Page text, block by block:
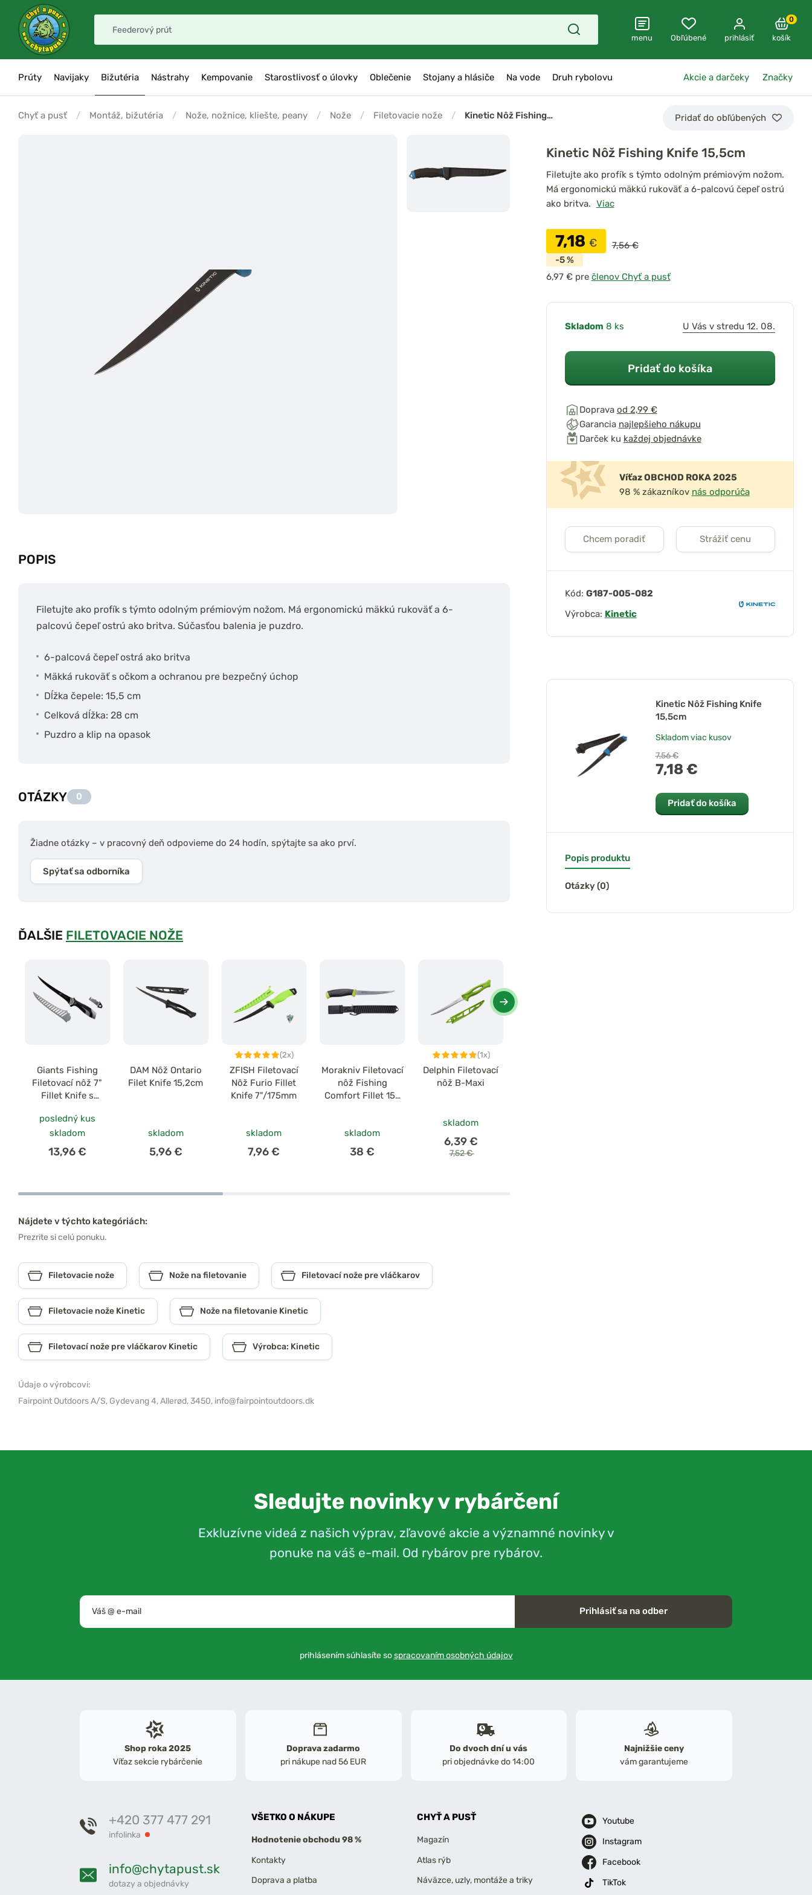
menu Obľúbené prihlásiť
0
košík
Prúty Navijaky Bižutéria Nástrahy Kempovanie Starostlivosť o úlovky Oblečenie Stojany a hlásiče Na vode Druh rybolovu Akcie a darčeky Značky
Chyť a pusť / Montáž, bižutéria / Nože, nožnice, kliešte, peany / Nože / Filetovacie nože / Kinetic Nôž Fishing… Pridať do obľúbených
POPIS
Filetujte ako profík s týmto odolným prémiovým nožom. Má ergonomickú mäkkú rukoväť a 6-
palcovú čepeľ ostrú ako britva. Súčasťou balenia je puzdro.
6-palcová čepeľ ostrá ako britva
Mäkká rukoväť s očkom a ochranou pre bezpečný úchop
Dĺžka čepele: 15,5 cm
Celková dĺžka: 28 cm
Puzdro a klip na opasok
OTÁZKY 0
Žiadne otázky – v pracovný deň odpovieme do 24 hodín, spýtajte sa ako prví.
Spýtať sa odborníka
ĎALŠIE FILETOVACIE NOŽE
Giants Fishing
Filetovací nôž 7"
Fillet Knife s
čistiteľné puzdro)
posledný kus
skladom
13,96 €
DAM Nôž Ontario
Filet Knife 15,2cm
skladom
5,96 €
(2x)
ZFISH Filetovací
Nôž Furio Fillet
Knife 7"/175mm
skladom
7,96 €
Morakniv Filetovací
nôž Fishing
Comfort Fillet 155
skladom
38 €
(1x)
Delphin Filetovací
nôž B-Maxi
skladom
6,39 €
7,52 €
Nájdete v týchto kategóriách:
Prezrite si celú ponuku.
Filetovacie nože Nože na filetovanie Filetovací nože pre vláčkarov
Filetovacie nože Kinetic Nože na filetovanie Kinetic
Filetovací nože pre vláčkarov Kinetic Výrobca: Kinetic
Údaje o výrobcovi:
Fairpoint Outdoors A/S, Gydevang 4, Allerød, 3450, info@fairpointoutdoors.dk
Kinetic Nôž Fishing Knife 15,5cm
Filetujte ako profík s týmto odolným prémiovým nožom.
Má ergonomickú mäkkú rukoväť a 6-palcovú čepeľ ostrú
ako britva. Viac
7,18 €
7,56 €
-5 %
pre členov Chyť a pusť
Skladom 8 ks U Vás v stredu 12. 08.
Pridať do košíka
Doprava od 2,99 €
Garancia najlepšieho nákupu
Darček ku každej objednávke
Víťaz OBCHOD ROKA 2025
98 % zákazníkov nás odporúča
Chcem poradiť Strážiť cenu
Kód: G187-005-082
Výrobca: Kinetic
Kinetic Nôž Fishing Knife
15,5cm
Skladomviac kusov
7,56 €
7,18 €
Pridať do košíka
Popis produktu
Otázky (0)
Sledujte novinky v rybárčení
Exkluzívne videá z našich výprav, zľavové akcie a významné novinky v
ponuke na váš e-mail. Od rybárov pre rybárov.
Prihlásiť sa na odber
prihlásením súhlasíte sospracovaním osobných údajov
Shop roka 2025
Víťaz sekcie rybárčenie
Doprava zadarmo
pri nákupe nad 56 EUR
Do dvoch dní u vás
pri objednávke do 14:00
Najnižšie ceny
vám garantujeme
+420 377 477 291
infolinka
info@chytapust.sk
dotazy a objednávky
VŠETKO O NÁKUPE
Hodnotenie obchodu 98 %
Kontakty
Doprava a platba
CHYŤ A PUSŤ
Magazín
Atlas rýb
Náväzce, uzly, montáže a triky
Youtube
Instagram
Facebook
TikTok